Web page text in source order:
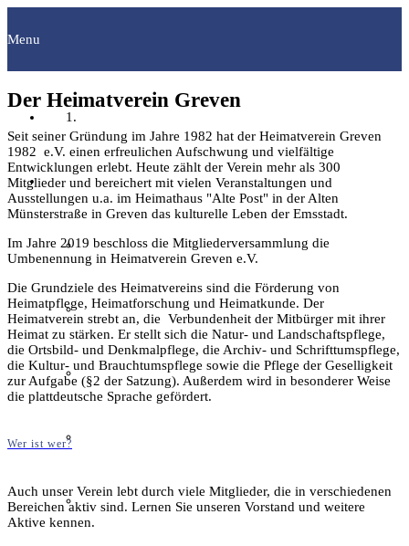
Menu
Fachgruppen
Archäologie
Bilddokumentation
Familienforschung
Grevener aus aller Welt
Der Heimatverein Greven
Seit seiner Gründung im Jahre 1982 hat der Heimatverein Greven
1982 e.V. einen erfreulichen Aufschwung und vielfältige
Entwicklungen erlebt. Heute zählt der Verein mehr als 300
Mitglieder und bereichert mit vielen Veranstaltungen und
Ausstellungen u.a. im Heimathaus "Alte Post" in der Alten
Münsterstraße in Greven das kulturelle Leben der Emsstadt.
Im Jahre 2019 beschloss die Mitgliederversammlung die
Umbenennung in Heimatverein Greven e.V.
Die Grundziele des Heimatvereins sind die Förderung von
Heimatpflege, Heimatforschung und Heimatkunde. Der
Heimatverein strebt an, die Verbundenheit der Mitbürger mit ihrer
Heimat zu stärken. Er stellt sich die Natur- und Landschaftspflege,
die Ortsbild- und Denkmalpflege, die Archiv- und Schrifttumspflege,
die Kultur- und Brauchtumspflege sowie die Pflege der Geselligkeit
zur Aufgabe (§2 der Satzung). Außerdem wird in besonderer Weise
die plattdeutsche Sprache gefördert.
Wer ist wer?
Auch unser Verein lebt durch viele Mitglieder, die in verschiedenen
Bereichen aktiv sind. Lernen Sie unseren Vorstand und weitere
Aktive kennen.